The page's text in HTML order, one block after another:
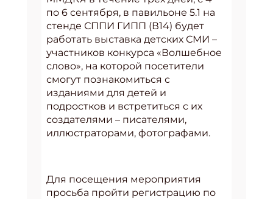
по 6 сентября, в павильоне 5.1 на
стенде СППИ ГИПП (В14) будет
работать выставка детских СМИ –
участников конкурса «Волшебное
слово», на которой посетители
смогут познакомиться с
изданиями для детей и
подростков и встретиться с их
создателями – писателями,
иллюстраторами, фотографами.
Для посещения мероприятия
просьба пройти регистрацию по